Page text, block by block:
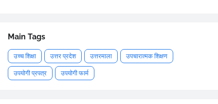
Main Tags
उच्च शिक्षा उत्तर प्रदेश उत्तरमाला उपचारात्मक शिक्षण
उपयोगी प्रपत्र उपयोगी फार्म